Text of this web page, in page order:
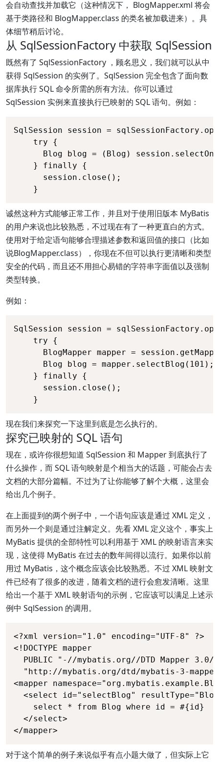
会自动查找并加载它（这种情况下， BlogMapper.xml 将会
基于类路径和 BlogMapper.class 的类名被加载进来）。具
体细节稍后讨论。
从 SqlSessionFactory 中获取 SqlSession
既然有了 SqlSessionFactory ，顾名思义，我们就可以从中
获得 SqlSession 的实例了。SqlSession 完全包含了面向数
据库执行 SQL 命令所需的所有方法。你可以通过
SqlSession 实例来直接执行已映射的 SQL 语句。例如：
SqlSession session =
    try {
Blog blog = (Blog)
    } finally {
      session.close();
    }
诚然这种方式能够正常工作，并且对于使用旧版本 MyBatis
的用户来说也比较熟悉，不过现在有了一种更直白的方式。
使用对于给定语句能够合理描述参数和返回值的接口（比如
说BlogMapper.class），你现在不但可以执行更清晰和类型
安全的代码，而且还不用担心易错的字符串字面值以及强制
类型转换。
例如：
SqlSession session =
    try {
BlogMapper mapper =
      Blog blog = mapper.selectBlog(101);
    } finally {
      session.close();
    }
现在我们来探究一下这里到底是怎么执行的。
探究已映射的 SQL 语句
现在，或许你很想知道 SqlSession 和 Mapper 到底执行了
什么操作，而 SQL 语句映射是个相当大的话题，可能会占去
文档的大部分篇幅。不过为了让你能够了解个大概，这里会
给出几个例子。
在上面提到的两个例子中，一个语句应该是通过 XML 定义，
而另外一个则是通过注解定义。先看 XML 定义这个，事实上
MyBatis 提供的全部特性可以利用基于 XML 的映射语言来实
现，这使得 MyBatis 在过去的数年间得以流行。如果你以前
用过 MyBatis，这个概念应该会比较熟悉。不过 XML 映射文
件已经有了很多的改进，随着文档的进行会愈发清晰。这里
给出一个基于 XML 映射语句的示例，它应该可以满足上述示
例中 SqlSession 的调用。
<?xml version="1.0" encoding="UTF-8" ?>
<!DOCTYPE mapper
PUBLIC "-//mybatis.org//DTD Mapper
"http://mybatis.org/dtd/mybatis-3-
<mapper
<select id="selectBlog"
    select * from Blog where id = #{id}
  </select>
</mapper>
对于这个简单的例子来说似乎有点小题大做了，但实际上它